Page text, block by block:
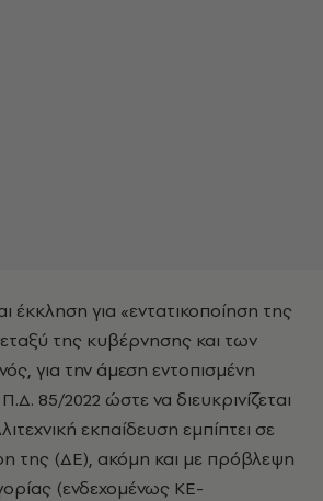
έκκληση για «εντατικοποίηση της
της κυβέρνησης και των
για την άμεση εντοπισμένη
85/2022 ώστε να διευκρινίζεται
εκπαίδευση εμπίπτει σε
της (ΔΕ), ακόμη και με πρόβλεψη
(ενδεχομένως ΚΕ-